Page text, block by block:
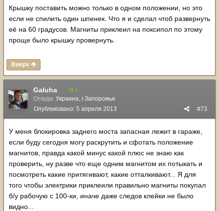
Крышку поставить можно только в одном положении, но это
если не спилить один шпенек. Что я и сделал чтоб развернуть
её на 60 градусов. Магниты приклеил на поксипол по этому
проще было крышку провернуть.
Вверх
Galuha 6
Откуда: Украина, г.Запорожье
#73
Опубликовано: 5 апреля 2013
У меня блокировка заднего моста запасная лежит в гараже,
если буду сегодня могу раскрутить и сфотать положение
магнитов, правда какой минус какой плюс не знаю как
проверить, ну разве что еще одним магнитом их потыкать и
посмотреть какие притягивают, какие отталкивают... Я для
того чтобы электрики приклеили правильно магниты покупал
б/у рабочую с 100-ки, иначе даже следов клейки не было
видно...